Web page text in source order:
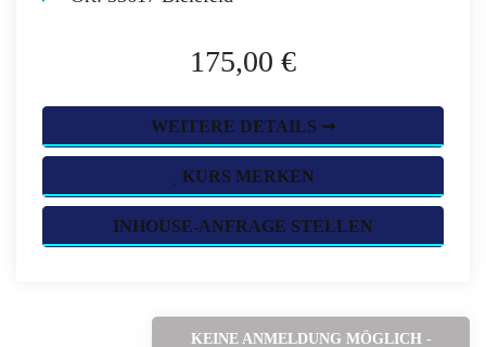
175,00 €
WEITERE DETAILS ➞
KURS MERKEN
INHOUSE-ANFRAGE STELLEN
KEINE ANMELDUNG MÖGLICH -